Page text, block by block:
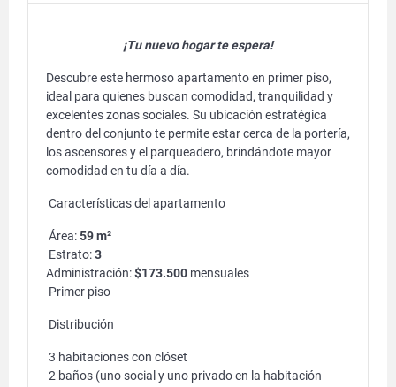
¡Tu nuevo hogar te espera!
Descubre este hermoso apartamento en primer piso,
ideal para quienes buscan comodidad, tranquilidad y
excelentes zonas sociales. Su ubicación estratégica
dentro del conjunto te permite estar cerca de la portería,
los ascensores y el parqueadero, brindándote mayor
comodidad en tu día a día.
Características del apartamento
Área:59 m²
Estrato:3
Administración:$173.500 mensuales
Primer piso
Distribución
3 habitaciones con clóset
2 baños (uno social y uno privado en la habitación